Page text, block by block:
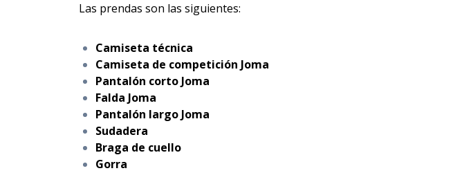
Las prendas son las siguientes:
Camiseta técnica
Camiseta de competición Joma
Pantalón corto Joma
Falda Joma
Pantalón largo Joma
Sudadera
Braga de cuello
Gorra